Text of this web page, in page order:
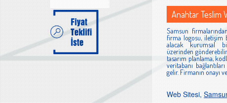
Anahtar Teslim
Samsun
firma logosu, iletişim
alacak kurumsal
üzerinden
tasarım planlama,
veritabanı
gelir. Firmanın onayı
Web Sitesi,